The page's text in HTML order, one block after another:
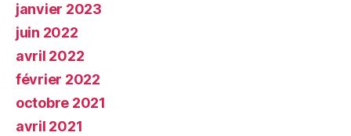
janvier 2023
juin 2022
avril 2022
février 2022
octobre 2021
avril 2021